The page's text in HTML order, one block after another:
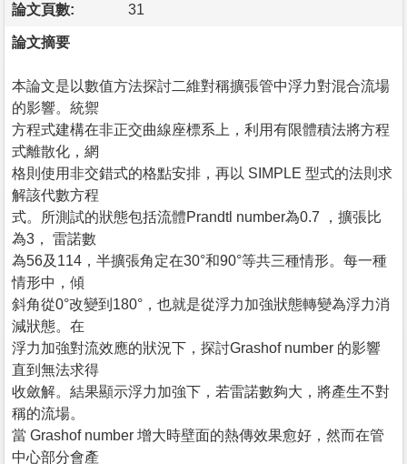
論文頁數: 31
論文摘要
本論文是以數值方法探討二維對稱擴張管中浮力對混合流場
的影響。統禦
方程式建構在非正交曲線座標系上，利用有限體積法將方程
式離散化，網
格則使用非交錯式的格點安排，再以 SIMPLE 型式的法則求
解該代數方程
式。所測試的狀態包括流體Prandtl number為0.7 ，擴張比
為3， 雷諾數
為56及114，半擴張角定在30°和90°等共三種情形。每一種
情形中，傾
斜角從0°改變到180°，也就是從浮力加強狀態轉變為浮力消
減狀態。在
浮力加強對流效應的狀況下，探討Grashof number 的影響
直到無法求得
收斂解。結果顯示浮力加強下，若雷諾數夠大，將產生不對
稱的流場。
當 Grashof number 增大時壁面的熱傳效果愈好，然而在管
中心部分會產